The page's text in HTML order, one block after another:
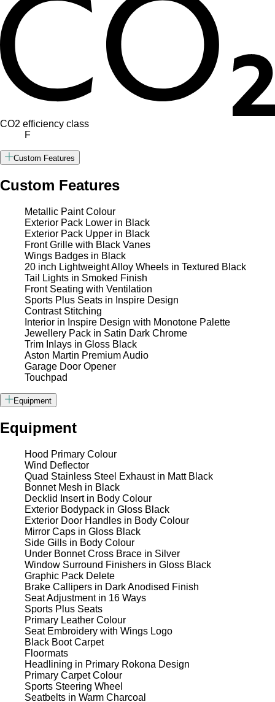
CO2 efficiency class
F
Custom Features
Custom Features
Metallic Paint Colour
Exterior Pack Lower in Black
Exterior Pack Upper in Black
Front Grille with Black Vanes
Wings Badges in Black
20 inch Lightweight Alloy Wheels in Textured Black
Tail Lights in Smoked Finish
Front Seating with Ventilation
Sports Plus Seats in Inspire Design
Contrast Stitching
Interior in Inspire Design with Monotone Palette
Jewellery Pack in Satin Dark Chrome
Trim Inlays in Gloss Black
Aston Martin Premium Audio
Garage Door Opener
Touchpad
Equipment
Equipment
Hood Primary Colour
Wind Deflector
Quad Stainless Steel Exhaust in Matt Black
Bonnet Mesh in Black
Decklid Insert in Body Colour
Exterior Bodypack in Gloss Black
Exterior Door Handles in Body Colour
Mirror Caps in Gloss Black
Side Gills in Body Colour
Under Bonnet Cross Brace in Silver
Window Surround Finishers in Gloss Black
Graphic Pack Delete
Brake Callipers in Dark Anodised Finish
Seat Adjustment in 16 Ways
Sports Plus Seats
Primary Leather Colour
Seat Embroidery with Wings Logo
Black Boot Carpet
Floormats
Headlining in Primary Rokona Design
Primary Carpet Colour
Sports Steering Wheel
Seatbelts in Warm Charcoal